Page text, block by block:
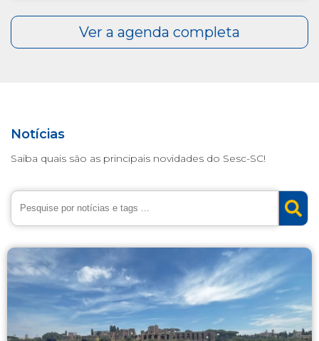
Notícias
Saiba quais são as principais novidades do Sesc-SC!